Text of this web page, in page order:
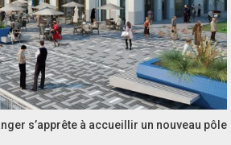
s’apprête à accueillir un nouveau pôle…